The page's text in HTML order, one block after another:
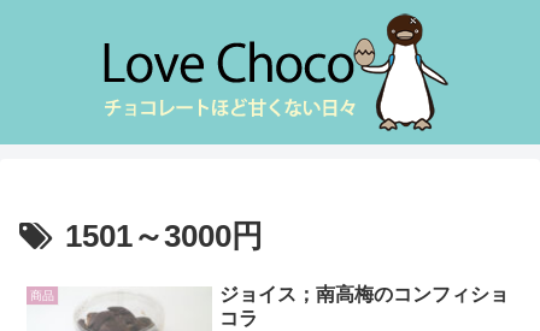
1501～3000円
商品
ジョイス；南高梅のコンフィショ
コラ